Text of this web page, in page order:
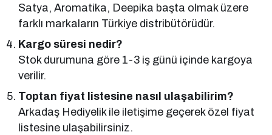
Satya, Aromatika, Deepika başta olmak üzere
farklı markaların Türkiye distribütörüdür.
Kargo süresi nedir?
Stok durumuna göre 1-3 iş günü içinde kargoya
verilir.
Toptan fiyat listesine nasıl ulaşabilirim?
Arkadaş Hediyelik ile iletişime geçerek özel fiyat
listesine ulaşabilirsiniz.